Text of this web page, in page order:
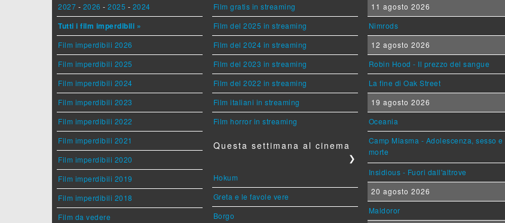
2027 - 2026 - 2025 - 2024
Tutti i film imperdibili »
Film imperdibili 2026
Film imperdibili 2025
Film imperdibili 2024
Film imperdibili 2023
Film imperdibili 2022
Film imperdibili 2021
Film imperdibili 2020
Film imperdibili 2019
Film imperdibili 2018
Film da vedere
Film gratis in streaming
Film del 2025 in streaming
Film del 2024 in streaming
Film del 2023 in streaming
Film del 2022 in streaming
Film italiani in streaming
Film horror in streaming
Questa settimana al cinema
❯
Hokum
Greta e le favole vere
Borgo
11 agosto 2026
Nimrods
12 agosto 2026
Robin Hood - Il prezzo del sangue
La fine di Oak Street
19 agosto 2026
Oceania
Camp Miasma - Adolescenza, sesso e
morte
Insidious - Fuori dall'altrove
20 agosto 2026
Maldoror